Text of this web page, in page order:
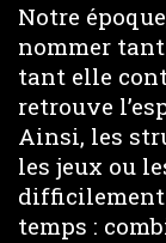
Notre
nommer
tant elle
retrouve
Ainsi, les
les jeux ou
difficilement
temps :